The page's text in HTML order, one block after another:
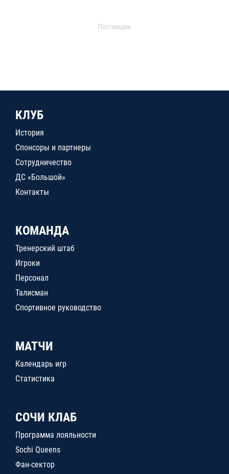
Поставщик
КЛУБ
История
Спонсоры и партнеры
Сотрудничество
ДС «Большой»
Контакты
КОМАНДА
Тренерский штаб
Игроки
Персонал
Талисман
Спортивное руководство
МАТЧИ
Календарь игр
Статистика
СОЧИ КЛАБ
Программа лояльности
Sochi Queens
Фан-сектор